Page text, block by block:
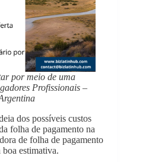
por meio de uma
Profissionais –
dos possíveis custos
folha de pagamento na
de folha de pagamento
boa estimativa.